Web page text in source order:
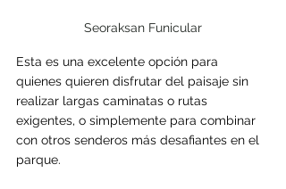
Seoraksan Funicular
Esta es una excelente opción para
quienes quieren disfrutar del paisaje sin
realizar largas caminatas o rutas
exigentes, o simplemente para combinar
con otros senderos más desafiantes en el
parque.